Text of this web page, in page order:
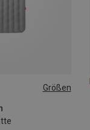
Größen